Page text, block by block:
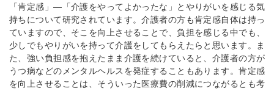
「肯定感」―「介護をやってよかったな」とやりがいを感じる気
持ちについて研究されています。介護者の方も肯定感自体は持っ
ていますので、そこを向上させることで、負担を感じる中でも、
少しでもやりがいを持って介護をしてもらえたらと思います。ま
た、強い負担感を抱えたまま介護を続けていると、介護者の方が
うつ病などのメンタルヘルスを発症することもあります。肯定感
を向上させることは、そういった医療費の削減につながるとも考